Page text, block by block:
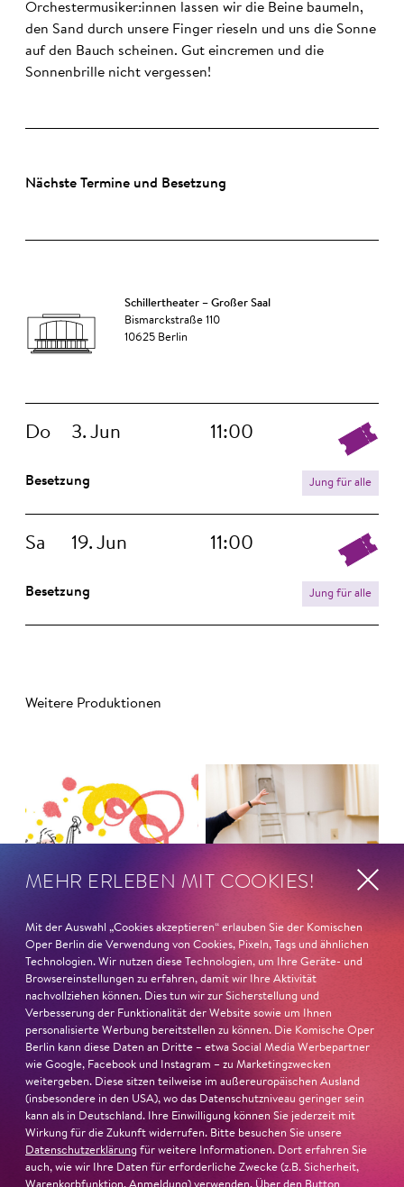
Orchestermusiker:innen lassen wir die Beine baumeln,
den Sand durch unsere Finger rieseln und uns die Sonne
auf den Bauch scheinen. Gut eincremen und die
Sonnenbrille nicht vergessen!
Nächste Termine und Besetzung
Schillertheater – Großer Saal
Bismarckstraße 110
10625 Berlin
Do 3. Jun 11:00
Besetzung Jung für alle
Sa 19. Jun 11:00
Besetzung Jung für alle
Weitere Produktionen
Jung für alle
INSTRU­MEN­TEN­
ATLAS
WO­CHEN­END-
WORK­SHOP FÜR
FA­MI­LI­EN
MEHR ERLEBEN MIT COOKIES!
Mit der Auswahl „Cookies akzeptieren“ erlauben Sie der Komischen
Oper Berlin die Verwendung von Cookies, Pixeln, Tags und ähnlichen
Technologien. Wir nutzen diese Technologien, um Ihre Geräte- und
Browsereinstellungen zu erfahren, damit wir Ihre Aktivität
nachvollziehen können. Dies tun wir zur Sicherstellung und
Verbesserung der Funktionalität der Website sowie um Ihnen
personalisierte Werbung bereitstellen zu können. Die Komische Oper
Berlin kann diese Daten an Dritte – etwa Social Media Werbepartner
wie Google, Facebook und Instagram – zu Marketingzwecken
weitergeben. Diese sitzen teilweise im außereuropäischen Ausland
(insbesondere in den USA), wo das Datenschutzniveau geringer sein
kann als in Deutschland. Ihre Einwilligung können Sie jederzeit mit
Wirkung für die Zukunft widerrufen. Bitte besuchen Sie unsere
Datenschutzerklärung für weitere Informationen. Dort erfahren Sie
auch, wie wir Ihre Daten für erforderliche Zwecke (z.B. Sicherheit,